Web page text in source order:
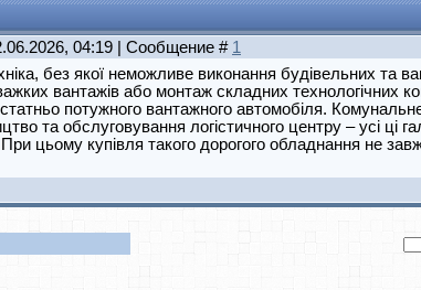
04:19 | Сообщение # 1
без якої неможливе виконання будівельних та
вантажів або монтаж складних технологічних
потужного вантажного автомобіля.
та обслуговування логістичного центру – усі ці
цьому купівля такого дорогого обладнання не